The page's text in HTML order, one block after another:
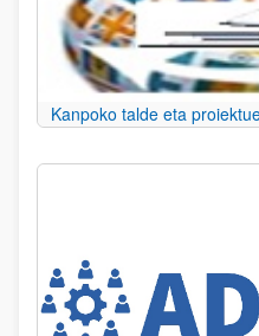
Kanpoko talde eta